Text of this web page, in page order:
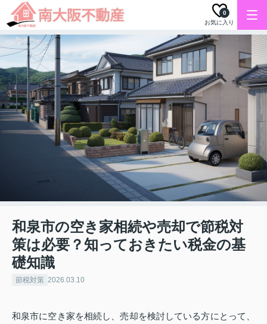
お気に入り
0
和泉市の空き家相続や売却で節税対
策は必要？知っておきたい税金の基
礎知識
節税対策 2026.03.10
和泉市に空き家を相続し、売却を検討している方にとって、